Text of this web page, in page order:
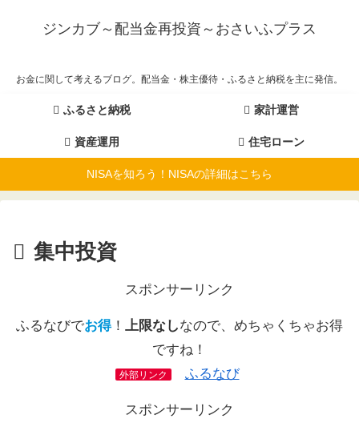
ジンカブ～配当金再投資～おさいふプラス
お金に関して考えるブログ。配当金・株主優待・ふるさと納税を主に発信。
ふるさと納税 家計運営
資産運用 住宅ローン
NISAを知ろう！NISAの詳細はこちら
集中投資
スポンサーリンク
ふるなびでお得！ 上限なしなので、めちゃくちゃお得
ですね！
外部リンク ふるなび
スポンサーリンク